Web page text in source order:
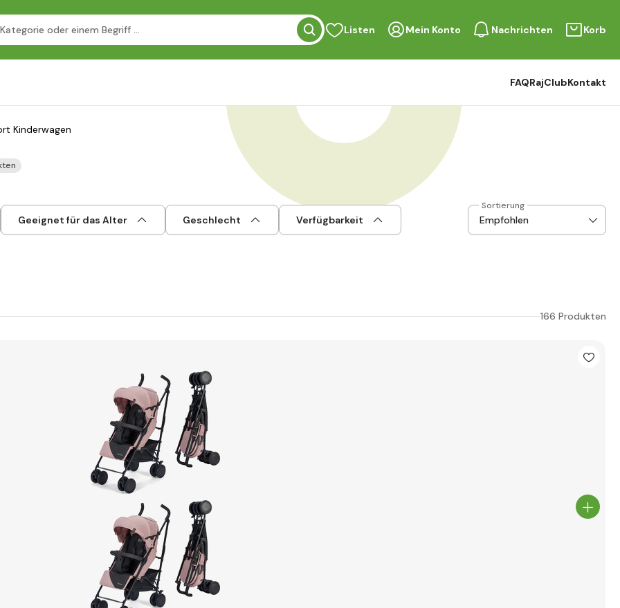
Listen Mein Konto Nachrichten Korb
FAQRajClubKontakt
Kinderwagen
Geeignet für das Alter Geschlecht Verfügbarkeit
Sortierung
166 Produkten